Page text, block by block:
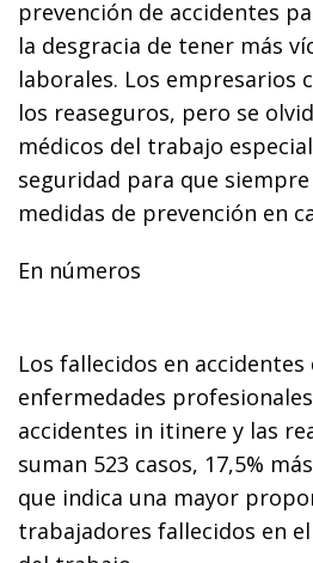
prevención de accidentes
la desgracia de tener más
laborales. Los empresarios
los reaseguros, pero se
médicos del trabajo
seguridad para que
medidas de prevención en
En números
Los fallecidos en
enfermedades
accidentes in itinere y las
suman 523 casos, 17,5%
que indica una mayor
trabajadores fallecidos en